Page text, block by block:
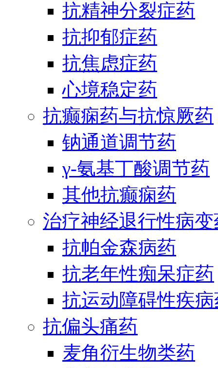
抗精神分裂症药
抗抑郁症药
抗焦虑症药
心境稳定药
抗癫痫药与抗惊厥药
钠通道调节药
γ-氨基丁酸调节药
其他抗癫痫药
治疗神经退行性病
抗帕金森病药
抗老年性痴呆症药
抗运动障碍性疾
抗偏头痛药
麦角衍生物类药